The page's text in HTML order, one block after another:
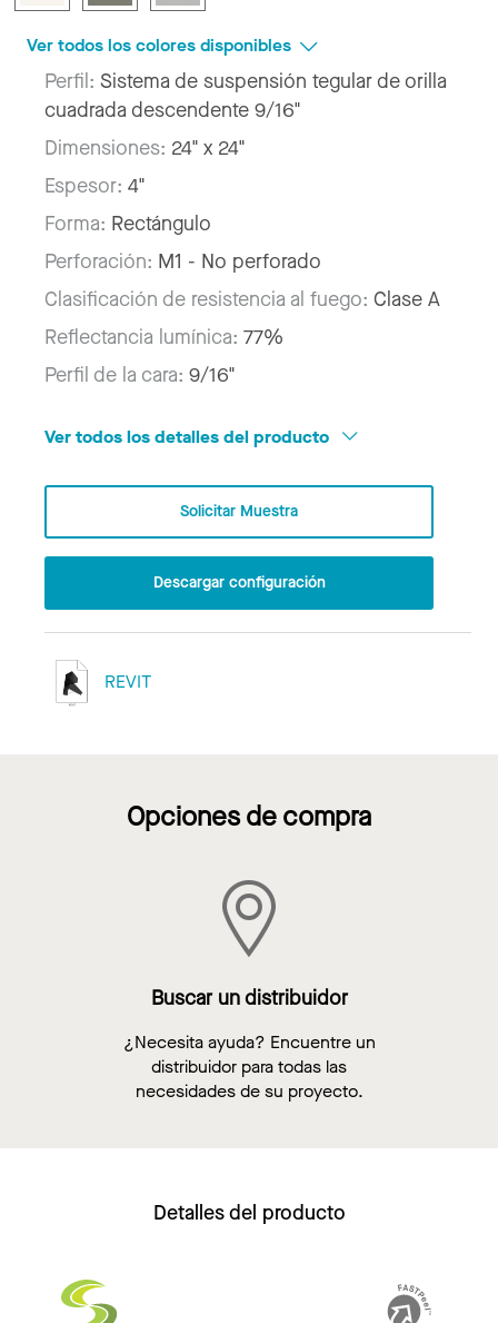
Ver todos los colores disponibles
Perfil: Sistema de suspensión tegular de orilla
cuadrada descendente 9/16"
Dimensiones: 24" x 24"
Espesor: 4"
Forma: Rectángulo
Perforación: M1 - No perforado
Clasificación de resistencia al fuego: Clase A
Reflectancia lumínica: 77%
Perfil de la cara: 9/16"
Ver todos los detalles del producto
Solicitar Muestra
Descargar configuración
REVIT
Opciones de compra
Buscar un distribuidor
¿Necesita ayuda? Encuentre un
distribuidor para todas las
necesidades de su proyecto.
Detalles del producto